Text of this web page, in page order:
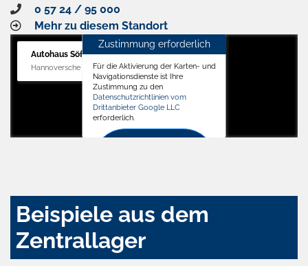
0 57 24 / 95 000
Mehr zu diesem Standort
Autohaus Söffker GmbH
Hannoversche Str. 34, 31688 Nienstädt
Zustimmung erforderlich
Für die Aktivierung der Karten- und
Navigationsdienste ist Ihre
Zustimmung zu den
Datenschutzrichtlinien vom
Drittanbieter Google LLC
erforderlich.
Beispiele aus dem
Zentrallager